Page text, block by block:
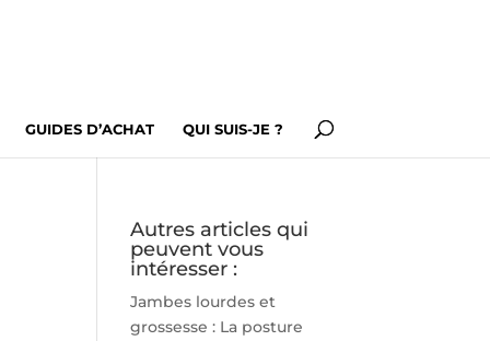
GUIDES D’ACHAT QUI SUIS-JE ?
Autres articles qui
peuvent vous
intéresser :
Jambes lourdes et
grossesse : La posture